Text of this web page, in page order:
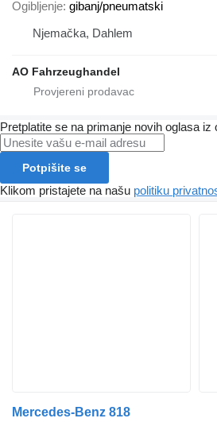
Ogibljenje gibanj/pneumatski
Njemačka, Dahlem
AO Fahrzeughandel
Pretplatite se na primanje novih oglasa iz
Potpišite se
Klikom pristajete na našu politiku
Mercedes-Benz 818